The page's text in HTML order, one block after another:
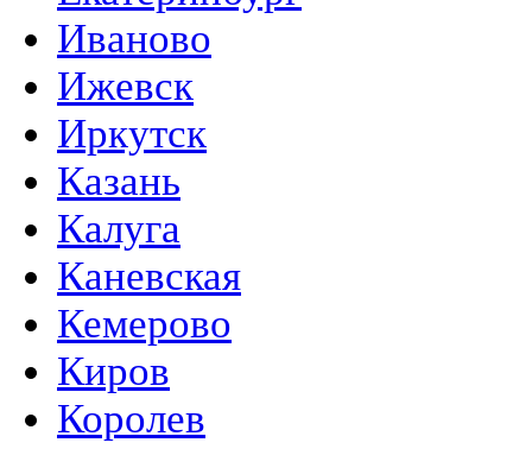
Иваново
Ижевск
Иркутск
Казань
Калуга
Каневская
Кемерово
Киров
Королев